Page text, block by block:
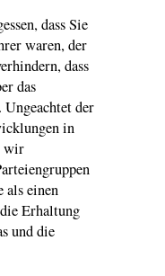
dass Sie
waren, der
dass
das
der
in
wir
als einen
Erhaltung
und die